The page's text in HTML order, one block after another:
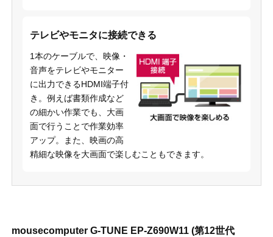
テレビやモニタに接続できる
1本のケーブルで、映像・
音声をテレビやモニター
に出力できるHDMI端子付
き。例えば書類作成など
の細かい作業でも、大画
面で行うことで作業効率
アップ。また、映画の高
精細な映像を大画面で楽しむこともできます。
mousecomputer G-TUNE EP-Z690W11 (第12世代